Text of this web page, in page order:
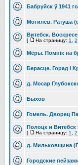
Бабруйск ў 1941
Могилев. Ратуша
Витебск.
[ На страницу: 1 2
Мёры. Помнік на
Берасце. Горад i
д. Мосар
Быхов
Гомель. Дворец
Полоцк и
[ На страницу: 1 2
д. Мильковщина
Городские